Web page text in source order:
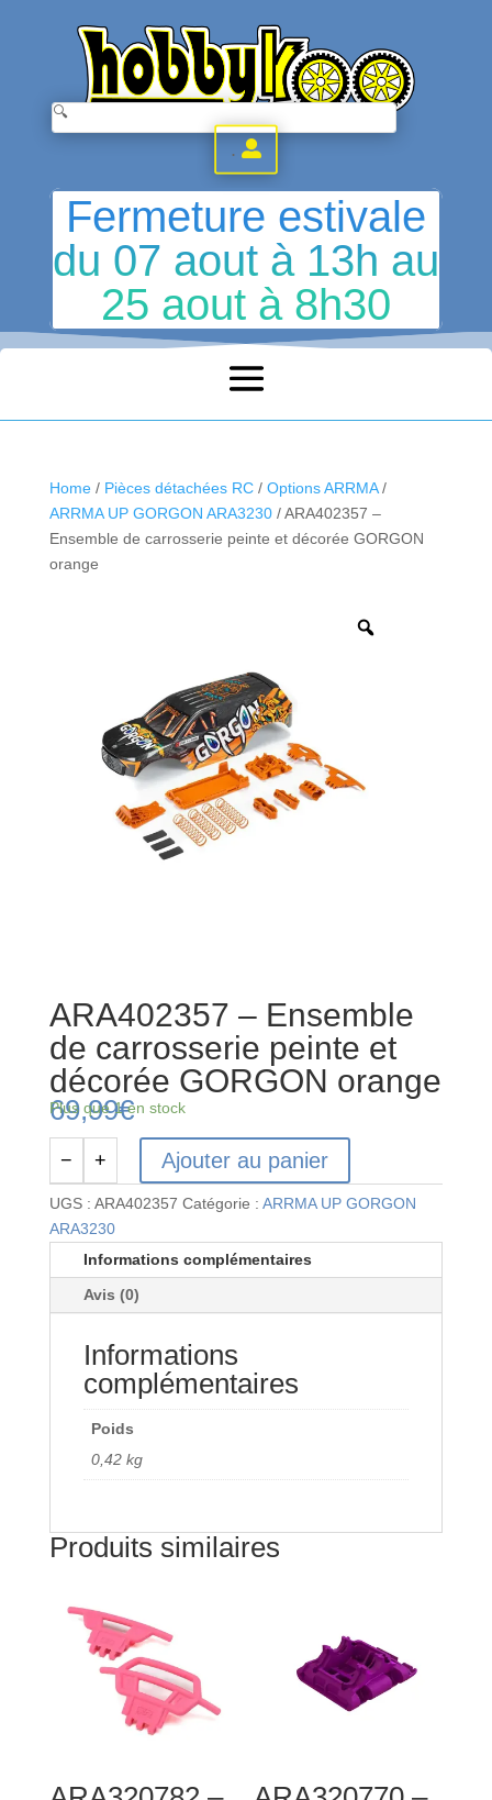
.
Fermeture estivale
du 07 aout à 13h au
25 aout à 8h30
Home/ Pièces détachées RC/ Options ARRMA/
ARRMA UP GORGON ARA3230/ ARA402357 –
Ensemble de carrosserie peinte et décorée GORGON
orange
ARA402357 – Ensemble
de carrosserie peinte et
décorée GORGON orange
69,99€
Plus que 1 en stock
quantité
de
ARA402357
-
peinte
décorée
GORGON
− + Ajouter au panier
UGS : ARA402357 Catégorie : ARRMA UP GORGON
ARA3230
Informations complémentaires
Avis (0)
Informations
complémentaires
Poids
0,42 kg
Produits similaires